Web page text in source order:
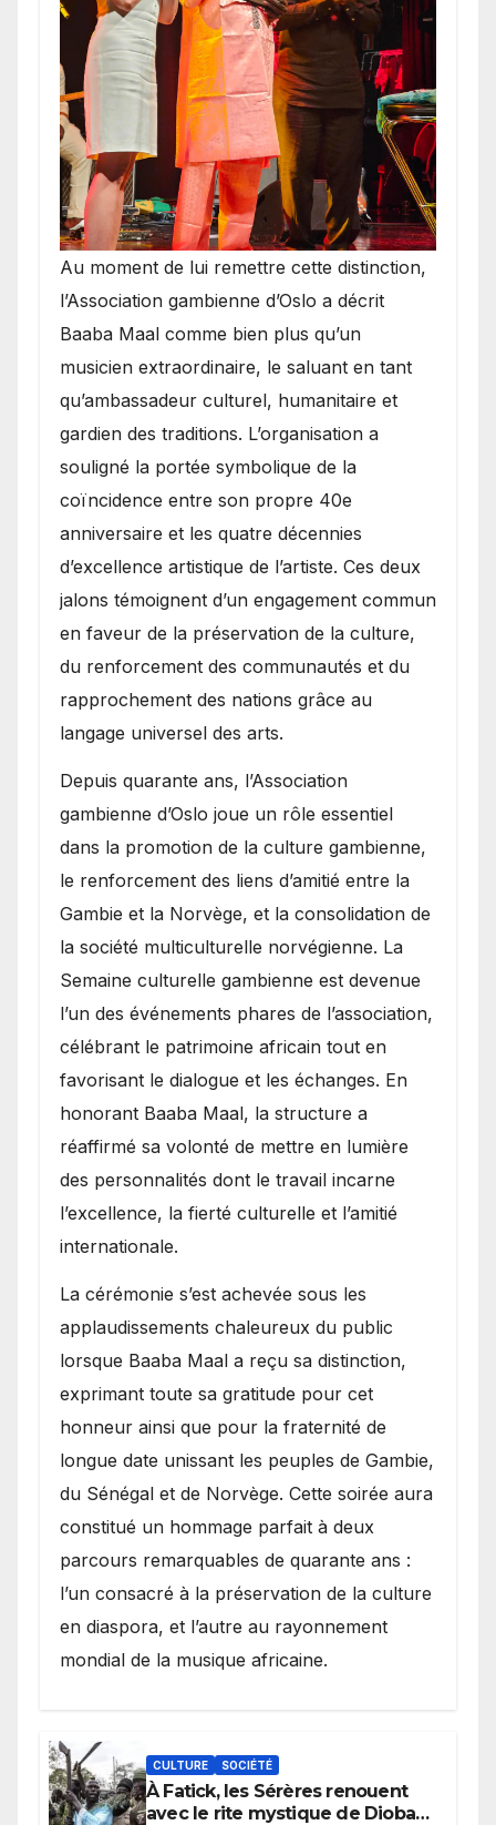
​Au moment de lui remettre cette distinction,
l’Association gambienne d’Oslo a décrit
Baaba Maal comme bien plus qu’un
musicien extraordinaire, le saluant en tant
qu’ambassadeur culturel, humanitaire et
gardien des traditions. L’organisation a
souligné la portée symbolique de la
coïncidence entre son propre 40e
anniversaire et les quatre décennies
d’excellence artistique de l’artiste. Ces deux
jalons témoignent d’un engagement commun
en faveur de la préservation de la culture,
du renforcement des communautés et du
rapprochement des nations grâce au
langage universel des arts.
​Depuis quarante ans, l’Association
gambienne d’Oslo joue un rôle essentiel
dans la promotion de la culture gambienne,
le renforcement des liens d’amitié entre la
Gambie et la Norvège, et la consolidation de
la société multiculturelle norvégienne. La
Semaine culturelle gambienne est devenue
l’un des événements phares de l’association,
célébrant le patrimoine africain tout en
favorisant le dialogue et les échanges. En
honorant Baaba Maal, la structure a
réaffirmé sa volonté de mettre en lumière
des personnalités dont le travail incarne
l’excellence, la fierté culturelle et l’amitié
internationale.
​La cérémonie s’est achevée sous les
applaudissements chaleureux du public
lorsque Baaba Maal a reçu sa distinction,
exprimant toute sa gratitude pour cet
honneur ainsi que pour la fraternité de
longue date unissant les peuples de Gambie,
du Sénégal et de Norvège. Cette soirée aura
constitué un hommage parfait à deux
parcours remarquables de quarante ans :
l’un consacré à la préservation de la culture
en diaspora, et l’autre au rayonnement
mondial de la musique africaine.
CULTURE SOCIÉTÉ
À Fatick, les Sérères renouent
avec le rite mystique de Diobaye